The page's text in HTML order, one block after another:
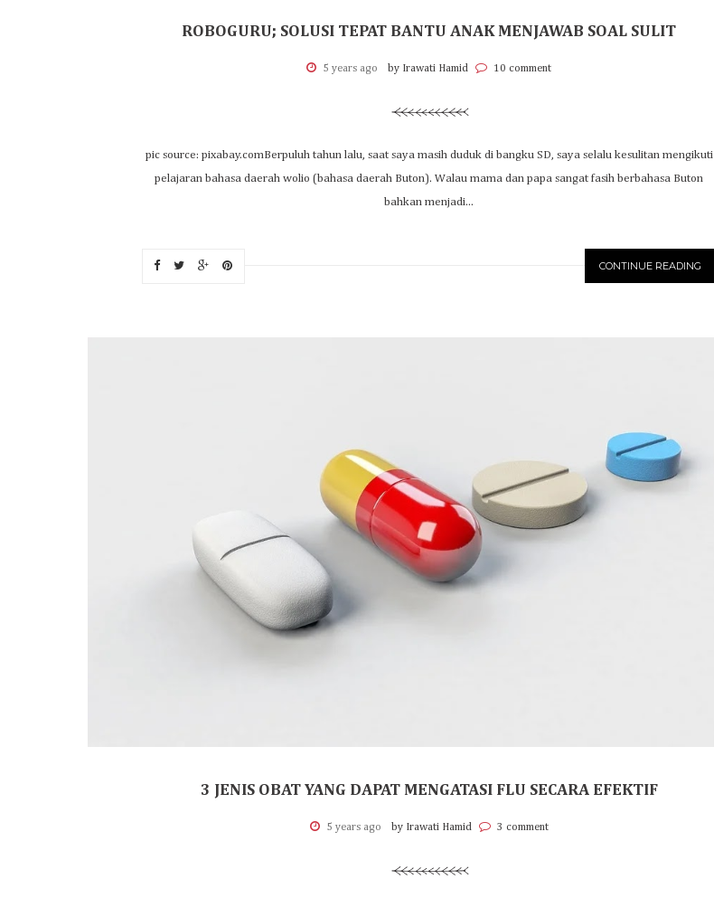
ROBOGURU; SOLUSI TEPAT BANTU ANAK MENJAWAB SOAL SULIT
5 years ago by Irawati Hamid 10 comment
pic source: pixabay.comBerpuluh tahun lalu, saat saya masih duduk di bangku SD, saya selalu kesulitan mengikuti
pelajaran bahasa daerah wolio (bahasa daerah Buton). Walau mama dan papa sangat fasih berbahasa Buton
bahkan menjadi...
CONTINUE READING
3 JENIS OBAT YANG DAPAT MENGATASI FLU SECARA EFEKTIF
5 years ago by Irawati Hamid 3 comment